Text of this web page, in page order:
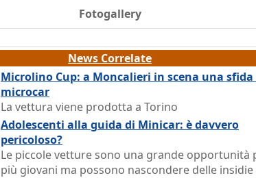
Fotogallery
News Correlate
Microlino Cup: a Moncalieri in scena una
microcar
La vettura viene prodotta a Torino
Adolescenti alla guida di Minicar: è davvero
pericoloso?
Le piccole vetture sono una grande opportunità
più giovani ma possono nascondere delle insidie